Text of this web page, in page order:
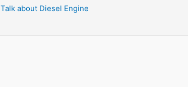
Talk about Diesel Engine